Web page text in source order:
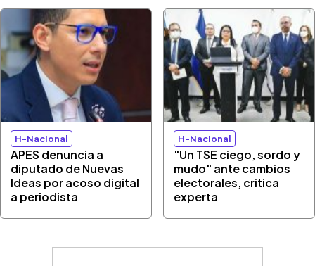
H-Nacional
APES denuncia a
diputado de Nuevas
Ideas por acoso digital
a periodista
H-Nacional
"Un TSE ciego, sordo y
mudo" ante cambios
electorales, critica
experta